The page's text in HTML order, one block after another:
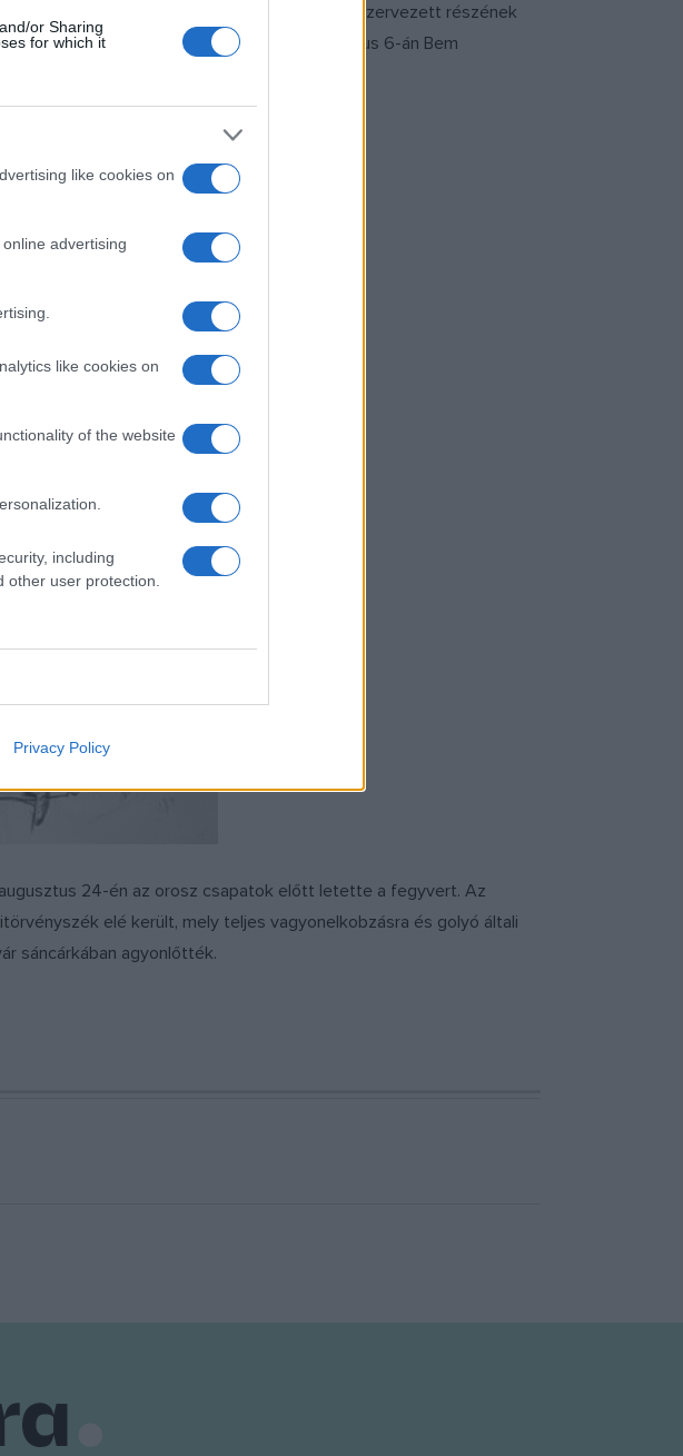
or Sharing
for which it
like cookies on
advertising
like cookies on
of the website
including
user protection.
Privacy Policy
ezredesként a komáromi várőrség mozgóvá szervezett részének
A mintegy hétezer fős seregtesttel augusztus 6-án Bem
24-én az orosz csapatok előtt letette a fegyvert. Az
elé került, mely teljes vagyonelkobzásra és golyó általi
sáncárkában agyonlőtték.